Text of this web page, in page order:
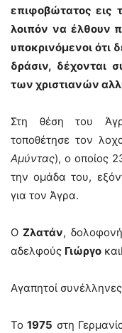
επιφοβώτατος εις
λοιπόν να έλθουν
υποκρινόμενοι ότι
δράσιν, δέχονται
των χριστιανών
Στη θέση του
τοποθέτησε τον
Αμύντας), ο οποίος
την ομάδα του,
για τον Άγρα.
ΟΖλατάν,
αδελφούς Γιώργο και
Αγαπητοί
Το1975 στη